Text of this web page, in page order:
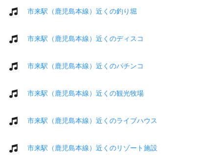
市来駅（鹿児島本線）近くの釣り堀
市来駅（鹿児島本線）近くのディスコ
市来駅（鹿児島本線）近くのパチンコ
市来駅（鹿児島本線）近くの観光牧場
市来駅（鹿児島本線）近くのライブハウス
市来駅（鹿児島本線）近くのリゾート施設